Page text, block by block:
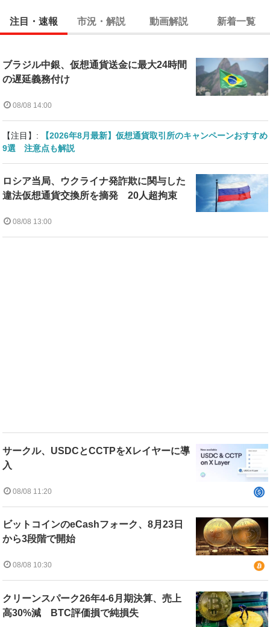
注目・速報 市況・解説 動画解説 新着一覧
ブラジル中銀、仮想通貨送金に最大24時間
の遅延義務付け
08/08 14:00
【注目】:
【2026年8月最新】仮想通貨取引所のキャンペーンおすすめ
9選 注意点も解説
ロシア当局、ウクライナ発詐欺に関与した
違法仮想通貨交換所を摘発 20人超拘束
08/08 13:00
サークル、USDCとCCTPをXレイヤーに導
入
08/08 11:20
ビットコインのeCashフォーク、8月23日
から3段階で開始
08/08 10:30
クリーンスパーク26年4-6月期決算、売上
高30%減 BTC評価損で純損失